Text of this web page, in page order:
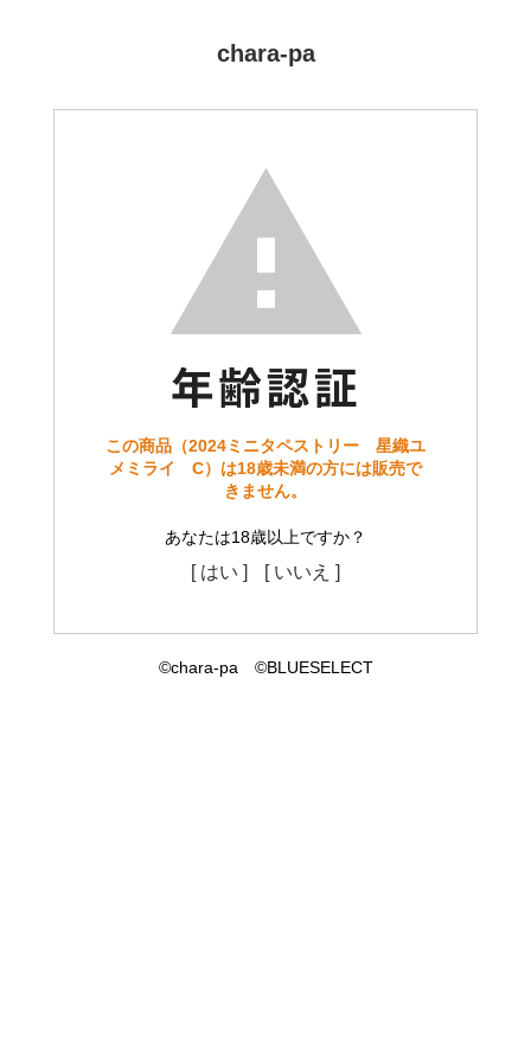
chara-pa
この商品（2024ミニタペストリー 星織ユ
メミライ C）は18歳未満の方には販売で
きません。
あなたは18歳以上ですか？
[ はい ] [ いいえ ]
©chara-pa ©BLUESELECT